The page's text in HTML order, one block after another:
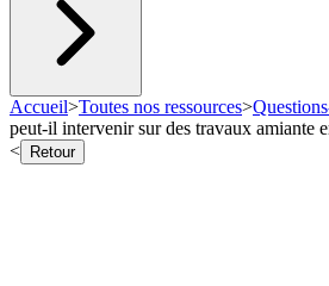
Accueil>Toutes nos ressources>
peut-il intervenir sur des travaux amiante
<
Retour